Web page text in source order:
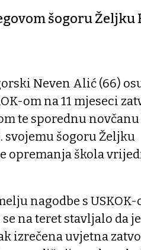
šogoru
Neven Alić (66)
om na 11 mjeseci
te sporednu novčanu
svojemu šogoru Željku
opremanja škola
nagodbe s USKOK-
na teret stavljalo da
izrečena uvjetna